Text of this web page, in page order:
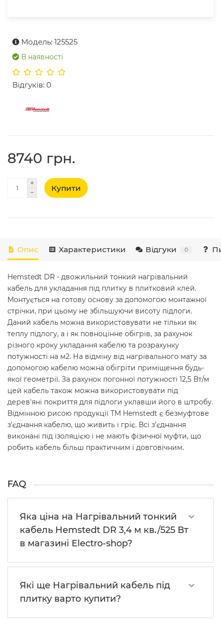
Модель: 125525
В наявності
Відгуків: 0
8740 грн.
Купити
Опис Характеристики Відгуки 0
Hemstedt DR - двожильний тонкий нагрівальний
кабель для укладання під плитку в плитковий клей.
Монтується на готову основу за допомогою монтажної
стрічки, при цьому не збільшуючи висоту підлоги.
Даний кабель можна використовувати не тільки як
теплу підлогу, а і як повноцінне обігрів, за рахунок
різного кроку укладання кабелю та розрахунку
потужності на м2. На відміну від нагрівального мату за
допомогою кабелю можна обігріти приміщення будь-
якої геометрії. За рахунок погонної потужності 12,5 Вт/м
цей кабель також можна використовувати під
дерев'яні покриття для підлоги уклавши його в штробу.
Відмінною рисою продукції ТМ Hemstedt є безмуфтове
з'єднання кабелю, що живить і гріє. Всі з'єднання
виконані під ізоляцією і не мають фізичної муфти, що
робить кабель більш практичним і довговічним.
FAQ
Яка ціна на Нагрівальний тонкий
кабель Hemstedt DR 3,4 м кв./525 Вт
в магазині Electro-shop?
Які ще Нагрівальний кабель під
плитку варто купити?